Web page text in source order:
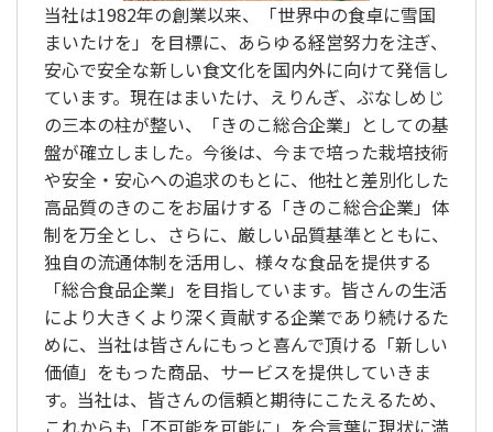
当社は1982年の創業以来、「世界中の食卓に雪国
まいたけを」を目標に、あらゆる経営努力を注ぎ、
安心で安全な新しい食文化を国内外に向けて発信し
ています。現在はまいたけ、えりんぎ、ぶなしめじ
の三本の柱が整い、「きのこ総合企業」としての基
盤が確立しました。今後は、今まで培った栽培技術
や安全・安心への追求のもとに、他社と差別化した
高品質のきのこをお届けする「きのこ総合企業」体
制を万全とし、さらに、厳しい品質基準とともに、
独自の流通体制を活用し、様々な食品を提供する
「総合食品企業」を目指しています。皆さんの生活
により大きくより深く貢献する企業であり続けるた
めに、当社は皆さんにもっと喜んで頂ける「新しい
価値」をもった商品、サービスを提供していきま
す。当社は、皆さんの信頼と期待にこたえるため、
これからも「不可能を可能に」を合言葉に現状に満